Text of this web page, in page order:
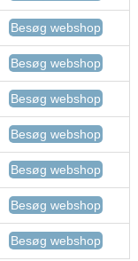
Besøg webshop
Besøg webshop
Besøg webshop
Besøg webshop
Besøg webshop
Besøg webshop
Besøg webshop